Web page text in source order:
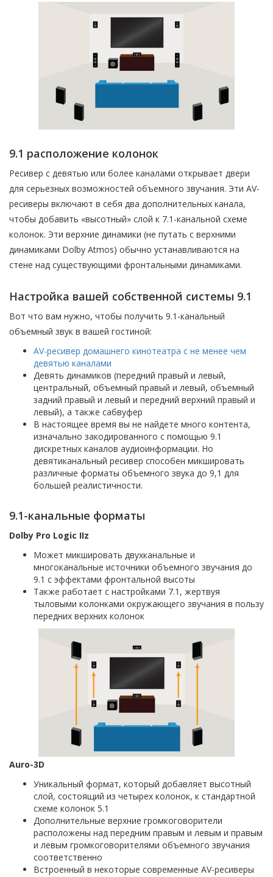
9.1 расположение колонок
Ресивер с девятью или более каналами открывает двери
для серьезных возможностей объемного звучания. Эти AV-
ресиверы включают в себя два дополнительных канала,
чтобы добавить «высотный» слой к 7.1-канальной схеме
колонок. Эти верхние динамики (не путать с верхними
динамиками Dolby Atmos) обычно устанавливаются на
стене над существующими фронтальными динамиками.
Настройка вашей собственной системы 9.1
Вот что вам нужно, чтобы получить 9.1-канальный
объемный звук в вашей гостиной:
AV-ресивер домашнего кинотеатра с не менее чем
девятью каналами
Девять динамиков (передний правый и левый,
центральный, объемный правый и левый, объемный
задний правый и левый и передний верхний правый и
левый), а также сабвуфер
В настоящее время вы не найдете много контента,
изначально закодированного с помощью 9.1
дискретных каналов аудиоинформации. Но
девятиканальный ресивер способен микшировать
различные форматы объемного звука до 9,1 для
большей реалистичности.
9.1-канальные форматы
Dolby Pro Logic IIz
Может микшировать двухканальные и
многоканальные источники объемного звучания до
9.1 с эффектами фронтальной высоты
Также работает с настройками 7.1, жертвуя
тыловыми колонками окружающего звучания в пользу
передних верхних колонок
Auro-3D
Уникальный формат, который добавляет высотный
слой, состоящий из четырех колонок, к стандартной
схеме колонок 5.1
Дополнительные верхние громкоговорители
расположены над передним правым и левым и правым
и левым громкоговорителями объемного звучания
соответственно
Встроенный в некоторые современные AV-ресиверы